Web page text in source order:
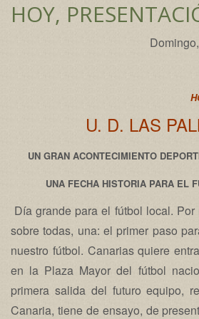
HOY,
U. D. LAS
UN GRAN ACONTECIMIENTO
UNA FECHA HISTORIA PARA EL
Día grande para el fútbol local. Por
sobre todas, una: el primer paso
nuestro fútbol. Canarias quiere
en la Plaza Mayor del fútbol
primera salida del futuro equipo,
Canaria, tiene de ensayo, de